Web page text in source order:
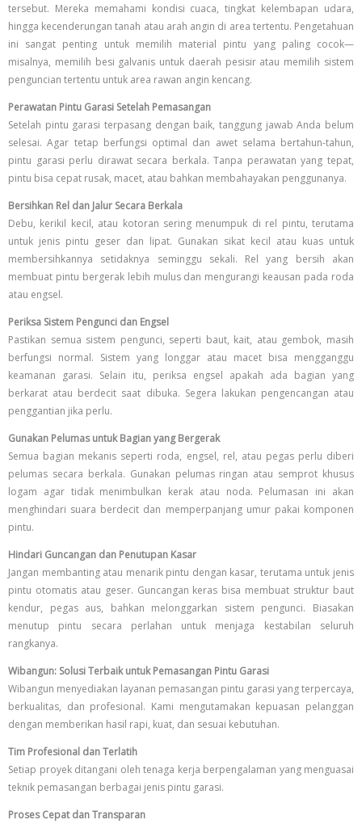
tersebut. Mereka memahami kondisi cuaca, tingkat kelembapan udara,
hingga kecenderungan tanah atau arah angin di area tertentu. Pengetahuan
ini sangat penting untuk memilih material pintu yang paling cocok—
misalnya, memilih besi galvanis untuk daerah pesisir atau memilih sistem
penguncian tertentu untuk area rawan angin kencang.
Perawatan Pintu Garasi Setelah Pemasangan
Setelah pintu garasi terpasang dengan baik, tanggung jawab Anda belum
selesai. Agar tetap berfungsi optimal dan awet selama bertahun-tahun,
pintu garasi perlu dirawat secara berkala. Tanpa perawatan yang tepat,
pintu bisa cepat rusak, macet, atau bahkan membahayakan penggunanya.
Bersihkan Rel dan Jalur Secara Berkala
Debu, kerikil kecil, atau kotoran sering menumpuk di rel pintu, terutama
untuk jenis pintu geser dan lipat. Gunakan sikat kecil atau kuas untuk
membersihkannya setidaknya seminggu sekali. Rel yang bersih akan
membuat pintu bergerak lebih mulus dan mengurangi keausan pada roda
atau engsel.
Periksa Sistem Pengunci dan Engsel
Pastikan semua sistem pengunci, seperti baut, kait, atau gembok, masih
berfungsi normal. Sistem yang longgar atau macet bisa mengganggu
keamanan garasi. Selain itu, periksa engsel apakah ada bagian yang
berkarat atau berdecit saat dibuka. Segera lakukan pengencangan atau
penggantian jika perlu.
Gunakan Pelumas untuk Bagian yang Bergerak
Semua bagian mekanis seperti roda, engsel, rel, atau pegas perlu diberi
pelumas secara berkala. Gunakan pelumas ringan atau semprot khusus
logam agar tidak menimbulkan kerak atau noda. Pelumasan ini akan
menghindari suara berdecit dan memperpanjang umur pakai komponen
pintu.
Hindari Guncangan dan Penutupan Kasar
Jangan membanting atau menarik pintu dengan kasar, terutama untuk jenis
pintu otomatis atau geser. Guncangan keras bisa membuat struktur baut
kendur, pegas aus, bahkan melonggarkan sistem pengunci. Biasakan
menutup pintu secara perlahan untuk menjaga kestabilan seluruh
rangkanya.
Wibangun: Solusi Terbaik untuk Pemasangan Pintu Garasi
Wibangun menyediakan layanan pemasangan pintu garasi yang terpercaya,
berkualitas, dan profesional. Kami mengutamakan kepuasan pelanggan
dengan memberikan hasil rapi, kuat, dan sesuai kebutuhan.
Tim Profesional dan Terlatih
Setiap proyek ditangani oleh tenaga kerja berpengalaman yang menguasai
teknik pemasangan berbagai jenis pintu garasi.
Proses Cepat dan Transparan